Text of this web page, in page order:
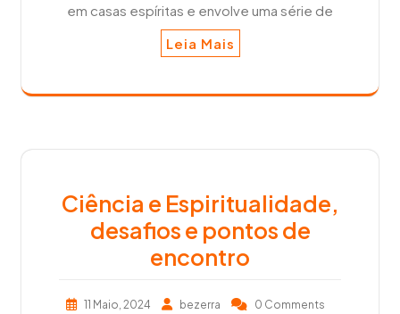
em casas espíritas e envolve uma série de
Leia Mais
Ciência e Espiritualidade,
desafios e pontos de
encontro
11 Maio, 2024 bezerra
0 Comments